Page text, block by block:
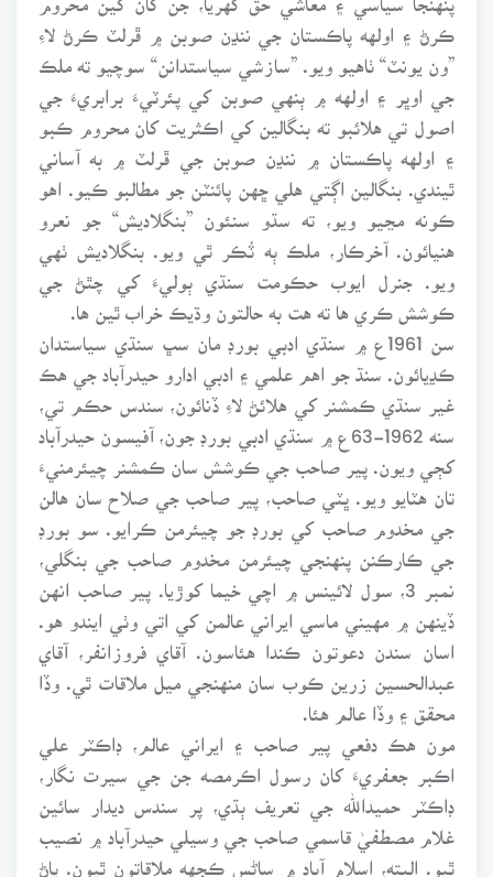
ڪرڻ ۽ اولهه پاڪستان جي ننڍن صوبن ۾ ڦرلٽ ڪرڻ لاءِ
”ون يونٽ“ ٺاهيو ويو. ”سازشي سياستدانن“ سوچيو ته ملڪ
جي اوڀر ۽ اولهه ۾ ٻنهي صوبن کي پئرٽيءَ برابريءَ جي
اصول تي هلائبو ته بنگالين کي اڪثريت کان محروم ڪبو
۽ اولهه پاڪستان ۾ ننڍن صوبن جي ڦرلٽ ۾ به آساني
ٿيندي. بنگالين اڳتي هلي ڇهن پائنٽن جو مطالبو ڪيو. اهو
ڪونه مڃيو ويو، ته سڌو سنئون ”بنگلاديش“ جو نعرو
هنيائون. آخرڪار، ملڪ ٻه ٽُڪر ٿي ويو. بنگلاديش ٺهي
ويو. جنرل ايوب حڪومت سنڌي ٻوليءَ کي چٿڻ جي
ڪوشش ڪري ها ته هت به حالتون وڌيڪ خراب ٿين ها.
سن 1961ع ۾ سنڌي ادبي بورڊ مان سڀ سنڌي سياستدان
ڪڍيائون. سنڌ جو اهم علمي ۽ ادبي ادارو حيدرآباد جي هڪ
غير سنڌي ڪمشنر کي هلائڻ لاءِ ڏنائون، سندس حڪم تي،
سنه 1962-63ع ۾ سنڌي ادبي بورڊ جون، آفيسون حيدرآباد
کڄي ويون. پير صاحب جي ڪوشش سان ڪمشنر چيئرمنيءَ
تان هٽايو ويو. ڀٽي صاحب، پير صاحب جي صلاح سان هالن
جي مخدوم صاحب کي بورڊ جو چيئرمن ڪرايو. سو بورڊ
جي ڪارڪنن پنهنجي چيئرمن مخدوم صاحب جي بنگلي،
نمبر 3، سول لائينس ۾ اچي خيما کوڙيا. پير صاحب انهن
ڏينهن ۾ مهيني ماسي ايراني عالمن کي اتي وٺي ايندو هو.
اسان سندن دعوتون ڪندا هئاسون. آقاي فروزانفر، آقاي
عبدالحسين زرين ڪوب سان منهنجي ميل ملاقات ٿي. وڏا
محقق ۽ وڏا عالم هئا.
مون هڪ دفعي پير صاحب ۽ ايراني عالم، ڊاڪٽر علي
اڪبر جعفريءَ کان رسول اڪرمصه جن جي سيرت نگار،
ڊاڪٽر حميدالله جي تعريف ٻڌي، پر سندس ديدار سائين
غلام مصطفيٰ قاسمي صاحب جي وسيلي حيدرآباد ۾ نصيب
ٿيو. البته، اسلام آباد ۾ ساڻس ڪجهه ملاقاتون ٿيون. پاڻ